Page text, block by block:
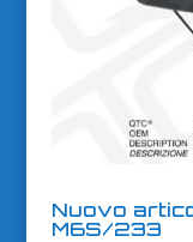
Nuovo
M6S/233